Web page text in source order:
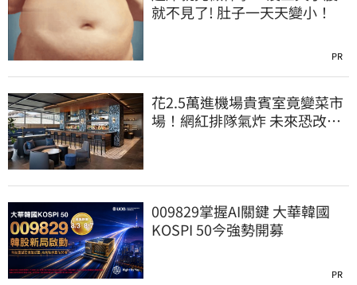
就不見了! 肚子一天天變小！
PR
花2.5萬進機場貴賓室竟變菜市
場！網紅排隊氣炸 未來恐改動
009829掌握AI關鍵 大華韓國
KOSPI 50今強勢開募
PR